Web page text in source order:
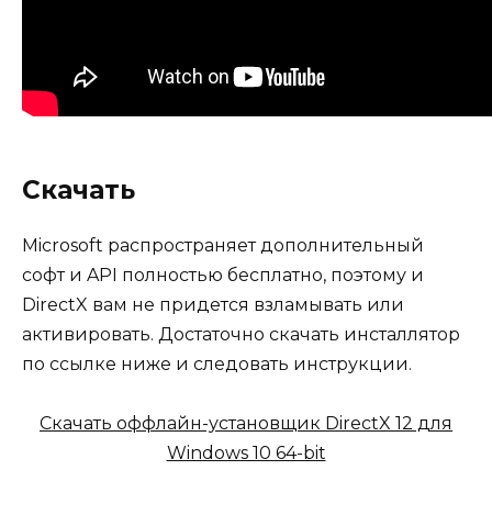
Скачать
Microsoft распространяет дополнительный
софт и API полностью бесплатно, поэтому и
DirectX вам не придется взламывать или
активировать. Достаточно скачать инсталлятор
по ссылке ниже и следовать инструкции.
Скачать оффлайн-установщик DirectX 12 для
Windows 10 64-bit